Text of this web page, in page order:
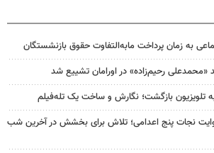
به زمان پرداخت مابه‌التفاوت حقوق بازنشستگان
«محمدعلی رحیم‌زاده» در اورامان تشییع شد
به تلویزیون بازگشت؛ نگارش و ساخت یک تله‌فیلم
نجات پنج اعدامی؛ تلاش برای بخشش در آخرین شب